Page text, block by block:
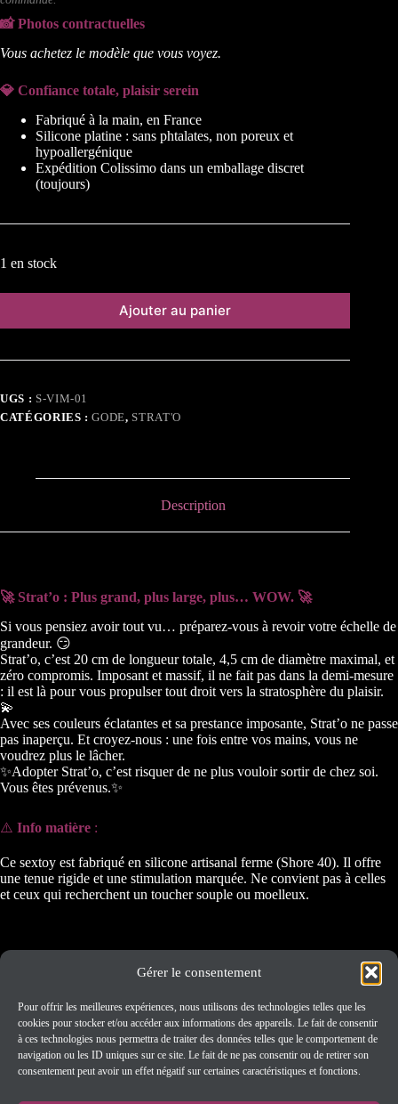
Gérer le consentement
Pour offrir les meilleures expériences, nous utilisons des technologies telles que les
cookies pour stocker et/ou accéder aux informations des appareils. Le fait de consentir
à ces technologies nous permettra de traiter des données telles que le comportement de
navigation ou les ID uniques sur ce site. Le fait de ne pas consentir ou de retirer son
consentement peut avoir un effet négatif sur certaines caractéristiques et fonctions.
📸 Photos contractuelles
Vous achetez le modèle que vous voyez.
💎 Confiance totale, plaisir serein
Fabriqué à la main, en France
Silicone platine : sans phtalates, non poreux et
hypoallergénique
Expédition Colissimo dans un emballage discret
(toujours)
1 en stock
Ajouter au panier
UGS : S-VIM-01
CATÉGORIES :GODE, STRAT'O
Description
🚀 Strat’o : Plus grand, plus large, plus… WOW. 🚀
Si vous pensiez avoir tout vu… préparez-vous à revoir votre échelle de
grandeur. 😏
Strat’o, c’est 20 cm de longueur totale, 4,5 cm de diamètre maximal, et
zéro compromis. Imposant et massif, il ne fait pas dans la demi-mesure
: il est là pour vous propulser tout droit vers la stratosphère du plaisir.
💫
Avec ses couleurs éclatantes et sa prestance imposante, Strat’o ne passe
pas inaperçu. Et croyez-nous : une fois entre vos mains, vous ne
voudrez plus le lâcher.
✨Adopter Strat’o, c’est risquer de ne plus vouloir sortir de chez soi.
Vous êtes prévenus.✨
⚠️ Info matière :
Ce sextoy est fabriqué en silicone artisanal ferme (Shore 40). Il offre
une tenue rigide et une stimulation marquée. Ne convient pas à celles
et ceux qui recherchent un toucher souple ou moelleux.
FAQ
Nous contacter
Site +18 – Réservé aux grands curieux
Termes légaux